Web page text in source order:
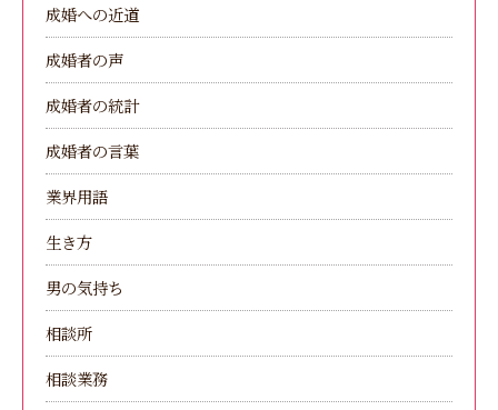
成婚への近道
成婚者の声
成婚者の統計
成婚者の言葉
業界用語
生き方
男の気持ち
相談所
相談業務